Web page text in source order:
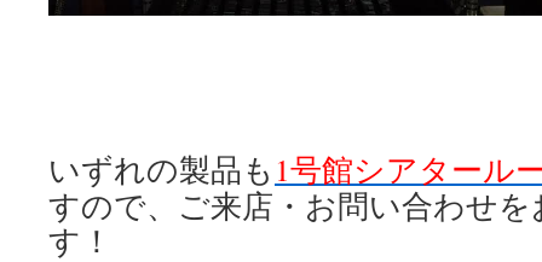
いずれの製品も 1号館シアタール
すので、ご来店・お問い合わせ
す！